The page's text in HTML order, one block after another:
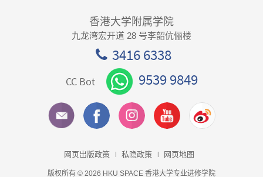
香港大学附属学院
九龙湾宏开道 28 号李韶伉俪楼
3416 6338
CC Bot 9539 9849
网页出版政策 私隐政策 网页地图
版权所有 © 2026 HKU SPACE 香港大学专业进修学院